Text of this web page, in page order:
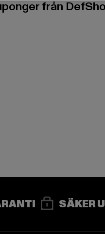
från
SÄKER